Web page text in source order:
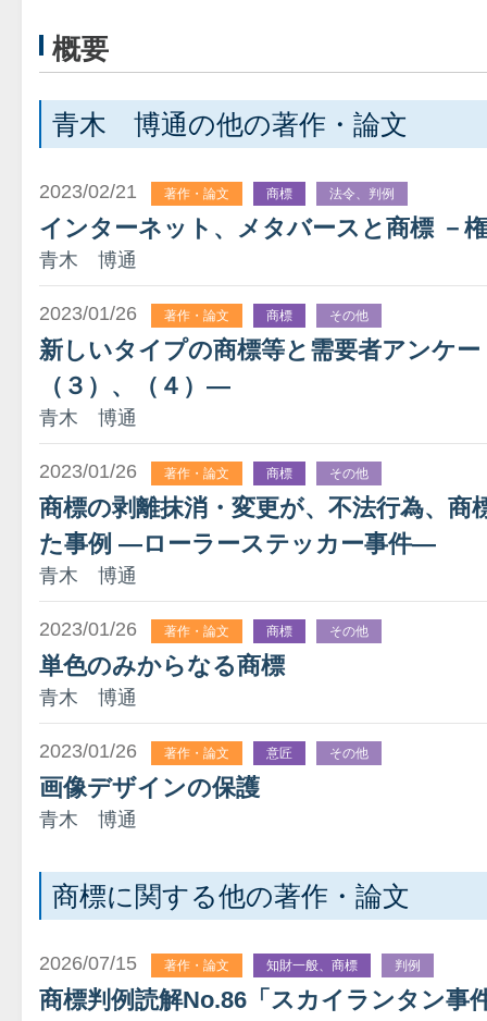
概要
青木 博通の他の著作・論文
2023/02/21 著作・論文 商標 法令、判例
インターネット、メタバースと商標 －
青木 博通
2023/01/26 著作・論文 商標 その他
新しいタイプの商標等と需要者アンケ
（３）、（４）―
青木 博通
2023/01/26 著作・論文 商標 その他
商標の剥離抹消・変更が、不法行為、商
た事例 ―ローラーステッカー事件―
青木 博通
2023/01/26 著作・論文 商標 その他
単色のみからなる商標
青木 博通
2023/01/26 著作・論文 意匠 その他
画像デザインの保護
青木 博通
商標に関する他の著作・論文
2026/07/15 著作・論文 知財一般、商標 判例
商標判例読解No.86「スカイランタン事